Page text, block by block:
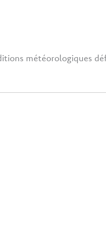
météorologiques